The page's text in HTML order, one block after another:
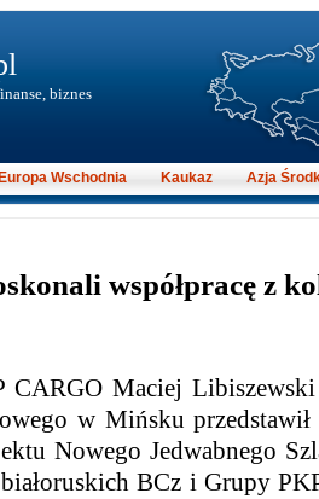
współpracę z
CARGO Maciej
w Mińsku
Nowego Jedwabnego
BCz i Grupy
biznes
Europa Wschodnia Kaukaz Azja